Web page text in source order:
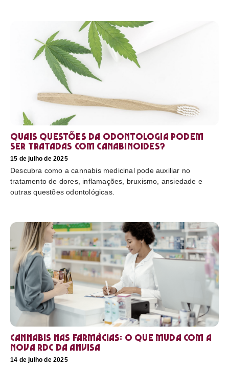
Quais questões da odontologia podem
ser tratadas com canabinoides?
15 de julho de 2025
Descubra como a cannabis medicinal pode auxiliar no
tratamento de dores, inflamações, bruxismo, ansiedade e
outras questões odontológicas.
Cannabis nas farmácias: o que muda com a
nova RDC da Anvisa
14 de julho de 2025